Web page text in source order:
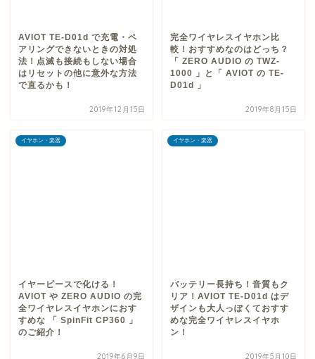
AVIOT TE-D01d で充電・ペ
アリングできないときの対処
法！点滅も接続もしない場合
はリセットの他に意外な方法
で直るかも！
2019年12月15日
完全ワイヤレスイヤホン比
較！おすすめなのはどっち？
「 ZERO AUDIO の TWZ-
1000 」と「 AVIOT の TE-
D01d 」
2019年8月15日
イヤホン・楽器
イヤーピースで化ける！
AVIOT や ZERO AUDIO の完
全ワイヤレスイヤホンにおす
すめな 「 SpinFit CP360 」
のご紹介！
2019年6月9日
イヤホン・楽器
バッテリー長持ち！音質もク
リア！AVIOT TE-D01d はデ
ザインも大人っぽくておすす
めな完全ワイヤレスイヤホ
ン！
2019年5月10日